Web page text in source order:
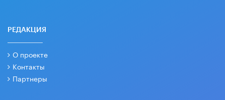
РЕДАКЦИЯ
О проекте
Контакты
Партнеры